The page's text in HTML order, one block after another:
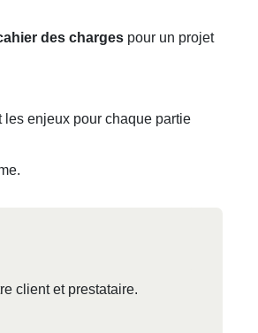
des charges pour un projet
enjeux pour chaque partie
client et prestataire.